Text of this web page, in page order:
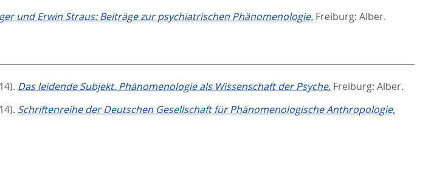
und Erwin Straus: Beiträge zur psychiatrischen Phänomenologie. Freiburg: Alber.
Das leidende Subjekt. Phänomenologie als Wissenschaft der Psyche. Freiburg: Alber.
Schriftenreihe der Deutschen Gesellschaft für Phänomenologische Anthropologie,